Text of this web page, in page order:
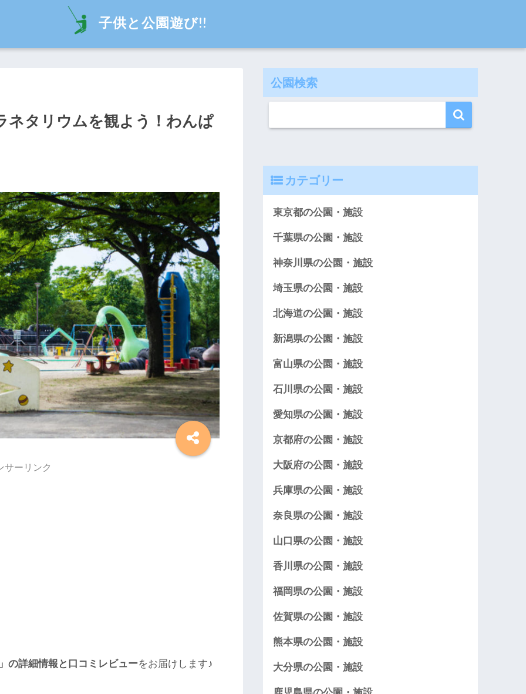
子供と公園遊び!!
ネタリウムを観よう！わんぱ
サーリンク
の詳細情報と⼝コミレビューをお届けします♪
公園検索
カテゴリー
東京都の公園・施設
千葉県の公園・施設
神奈川県の公園・施設
埼玉県の公園・施設
北海道の公園・施設
新潟県の公園・施設
富山県の公園・施設
石川県の公園・施設
愛知県の公園・施設
京都府の公園・施設
大阪府の公園・施設
兵庫県の公園・施設
奈良県の公園・施設
山口県の公園・施設
香川県の公園・施設
福岡県の公園・施設
佐賀県の公園・施設
熊本県の公園・施設
大分県の公園・施設